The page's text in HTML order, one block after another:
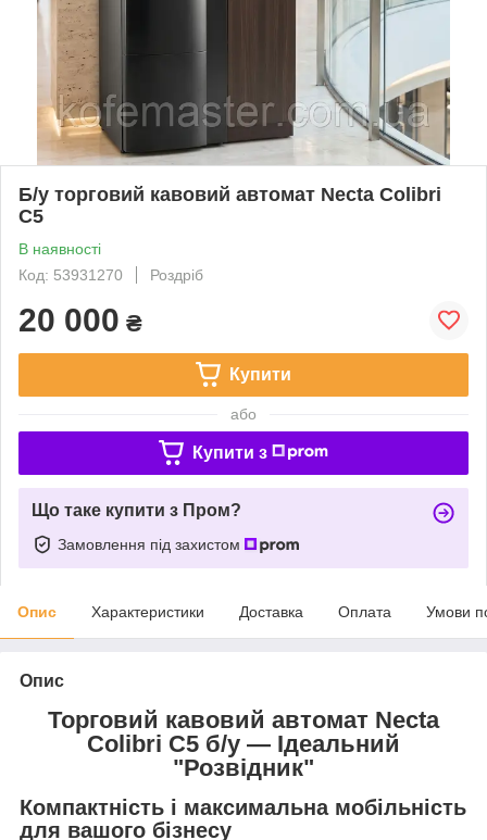
Б/у торговий кавовий автомат Necta Colibri
C5
В наявності
Код: 53931270
Роздріб
20 000 ₴
Купити
або
Купити з
Що таке купити з Пром?
Замовлення під захистом
Опис Характеристики Доставка Оплата Умови
Опис
Торговий кавовий автомат Necta
Colibri C5 б/у — Ідеальний
"Розвідник"
Компактність і максимальна мобільність
для вашого бізнесу